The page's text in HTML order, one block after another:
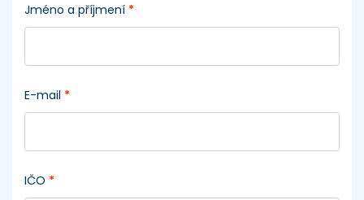
Jméno a příjmení *
E-mail *
IČO *